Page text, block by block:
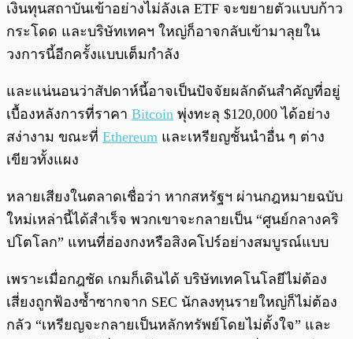
เงินทุนสถาบันเข้าอย่างไม่ลังเล ETF จะขยายตัวแบบก้าว
กระโดด และบริษัทเทคฯ ใหญ่ก็อาจกลับเข้ามาลุยใน
วงการนี้อีกครั้งแบบเต็มกำลัง
และแน่นอนว่าสัปดาห์นี้อาจเป็นปัจจัยผลักดันสำคัญที่อยู่
เบื้องหลังการที่ราคา Bitcoin พุ่งทะลุ $120,000 ได้อย่าง
สง่างาม ขณะที่ Ethereum และเหรียญชั้นนำอื่น ๆ ต่าง
เขียวทั้งแผง
หลายเสียงในตลาดเชื่อว่า หากสหรัฐฯ ผ่านกฎหมายฉบับ
ใหม่เหล่านี้ได้สำเร็จ พวกเขาจะกลายเป็น “ศูนย์กลางคริ
ปโตโลก” แทนที่ฮ่องกงหรือสิงคโปร์อย่างสมบูรณ์แบบ
เพราะเมื่อกฎชัด เกมก็เดินได้ บริษัทเทคโนโลยีไม่ต้อง
เสี่ยงถูกฟ้องซ้ำซากจาก SEC นักลงทุนรายใหญ่ก็ไม่ต้อง
กลัว “เหรียญจะกลายเป็นหลักทรัพย์โดยไม่ตั้งใจ” และ